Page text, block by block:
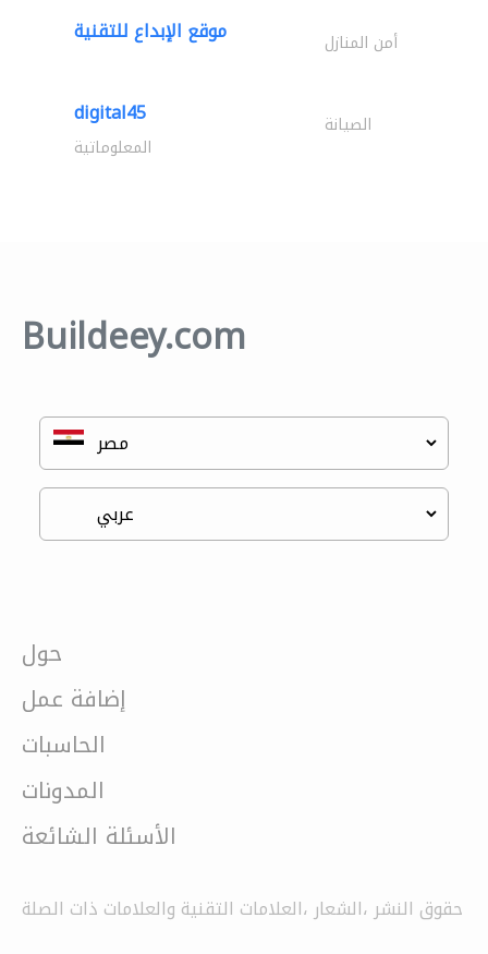
موقع الإبداع للتقنية أمن المنازل
digital45 الصيانة
المعلوماتية
Buildeey.com
حول
إضافة عمل
الحاسبات
المدونات
الأسئلة الشائعة
حقوق النشر ،الشعار ،العلامات التقنية والعلامات ذات الصلة